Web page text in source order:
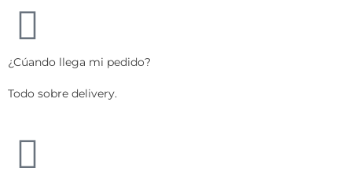
¿Cúando llega mi pedido?
Todo sobre delivery.